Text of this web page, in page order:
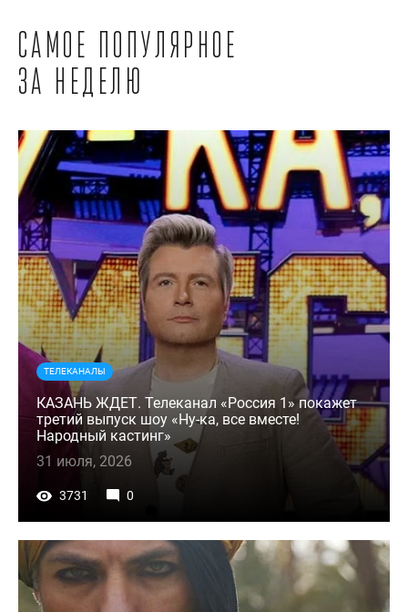
Самое популярное
за неделю
ТЕЛЕКАНАЛЫ
КАЗАНЬ ЖДЕТ. Телеканал «Россия 1» покажет
третий выпуск шоу «Ну-ка, все вместе!
Народный кастинг»
31 июля, 2026
3731 0